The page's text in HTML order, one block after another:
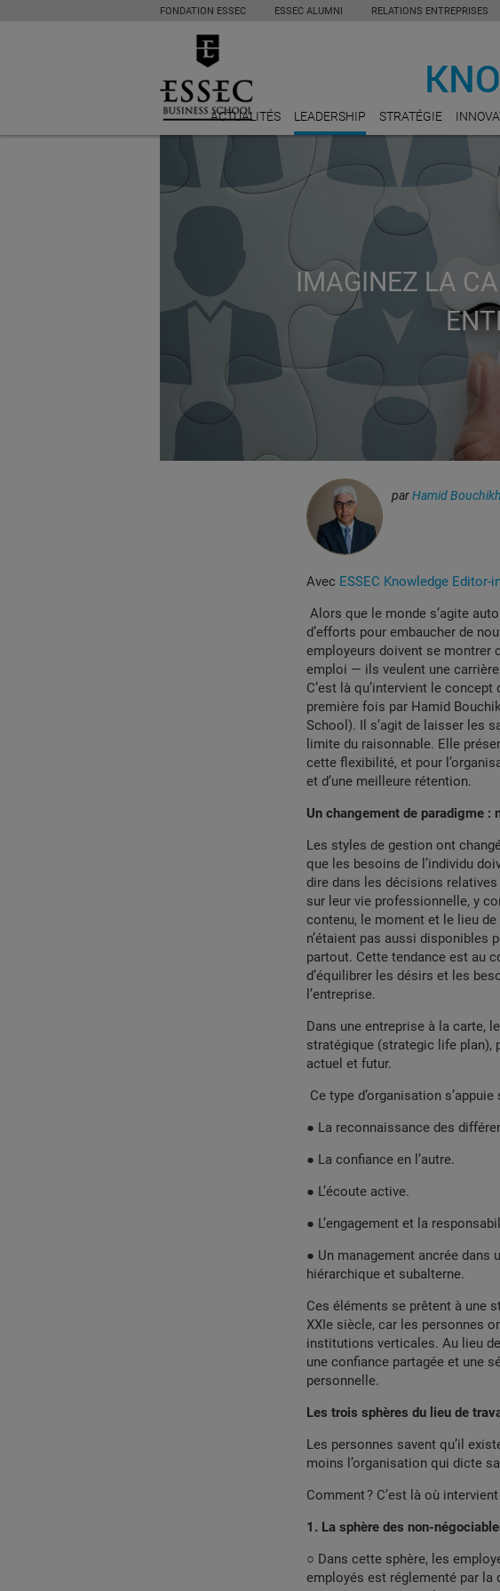
FONDATION ESSEC ESSEC ALUMNI RELATIONS ENTREPRISES
ACTUALITÉS LEADERSHIP STRATÉGIE
IMAGINEZ LA
parHamid
Avec ESSEC Knowledge Editor-
Alors que le monde s’agite
d’efforts pour embaucher de
employeurs doivent se montrer
emploi — ils veulent une
C’est là qu’intervient le
première fois par Hamid
School). Il s’agit de laisser les
limite du raisonnable. Elle
cette flexibilité, et pour
et d’une meilleure rétention.
Un changement de paradigme
Les styles de gestion ont
que les besoins de l’individu
dire dans les décisions
sur leur vie professionnelle, y
contenu, le moment et le lieu
n’étaient pas aussi disponibles
partout. Cette tendance est au
d’équilibrer les désirs et les
l’entreprise.
Dans une entreprise à la carte,
stratégique (strategic life plan),
actuel et futur.
Ce type d’organisation
● La reconnaissance des
● La confiance en l’autre.
● L’écoute active.
● L’engagement et la
● Un management ancrée dans
hiérarchique et subalterne.
Ces éléments se prêtent à une
XXIe siècle, car les personnes
institutions verticales. Au lieu
une confiance partagée et une
personnelle.
Les trois sphères du lieu de
Les personnes savent qu’il
moins l’organisation qui dicte
Comment ? C’est là où
1. La sphère des non-
○ Dans cette sphère, les
employés est réglementé par la